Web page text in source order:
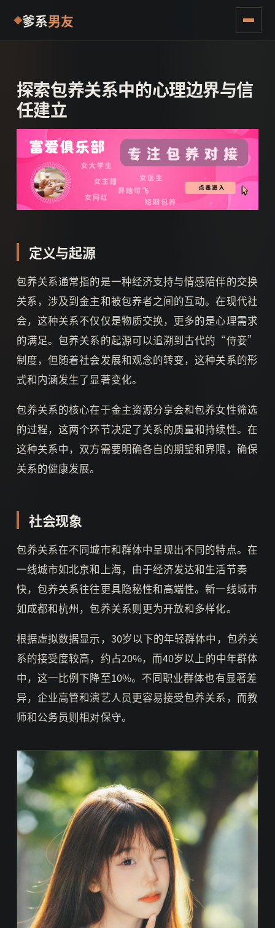
爹系男友
探索包养关系中的心理边界与信
任建立
定义与起源
包养关系通常指的是一种经济支持与情感陪伴的交换
关系，涉及到金主和被包养者之间的互动。在现代社
会，这种关系不仅仅是物质交换，更多的是心理需求
的满足。包养关系的起源可以追溯到古代的“侍妾”
制度，但随着社会发展和观念的转变，这种关系的形
式和内涵发生了显著变化。
包养关系的核心在于金主资源分享会和包养女性筛选
的过程，这两个环节决定了关系的质量和持续性。在
这种关系中，双方需要明确各自的期望和界限，确保
关系的健康发展。
社会现象
包养关系在不同城市和群体中呈现出不同的特点。在
一线城市如北京和上海，由于经济发达和生活节奏
快，包养关系往往更具隐秘性和高端性。新一线城市
如成都和杭州，包养关系则更为开放和多样化。
根据虚拟数据显示，30岁以下的年轻群体中，包养关
系的接受度较高，约占20%，而40岁以上的中年群体
中，这一比例下降至10%。不同职业群体也有显著差
异，企业高管和演艺人员更容易接受包养关系，而教
师和公务员则相对保守。